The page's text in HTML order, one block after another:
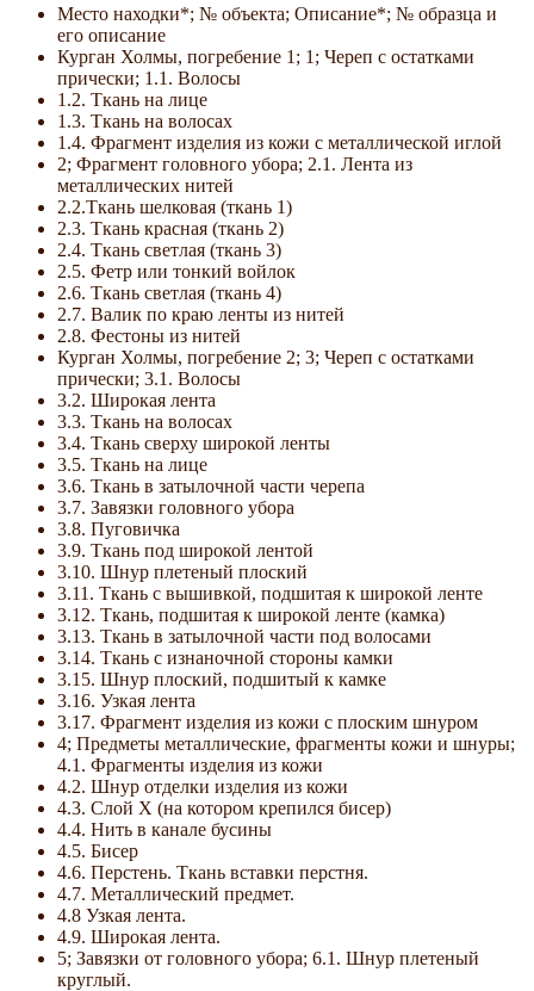
Место находки*; № объекта; Описание*; № образца и
его описание
Курган Холмы, погребение 1; 1; Череп с остатками
прически; 1.1. Волосы
1.2. Ткань на лице
1.3. Ткань на волосах
1.4. Фрагмент изделия из кожи с металлической иглой
2; Фрагмент головного убора; 2.1. Лента из
металлических нитей
2.2.Ткань шелковая (ткань 1)
2.3. Ткань красная (ткань 2)
2.4. Ткань светлая (ткань 3)
2.5. Фетр или тонкий войлок
2.6. Ткань светлая (ткань 4)
2.7. Валик по краю ленты из нитей
2.8. Фестоны из нитей
Курган Холмы, погребение 2; 3; Череп с остатками
прически; 3.1. Волосы
3.2. Широкая лента
3.3. Ткань на волосах
3.4. Ткань сверху широкой ленты
3.5. Ткань на лице
3.6. Ткань в затылочной части черепа
3.7. Завязки головного убора
3.8. Пуговичка
3.9. Ткань под широкой лентой
3.10. Шнур плетеный плоский
3.11. Ткань с вышивкой, подшитая к широкой ленте
3.12. Ткань, подшитая к широкой ленте (камка)
3.13. Ткань в затылочной части под волосами
3.14. Ткань с изнаночной стороны камки
3.15. Шнур плоский, подшитый к камке
3.16. Узкая лента
3.17. Фрагмент изделия из кожи с плоским шнуром
4; Предметы металлические, фрагменты кожи и шнуры;
4.1. Фрагменты изделия из кожи
4.2. Шнур отделки изделия из кожи
4.3. Слой Х (на котором крепился бисер)
4.4. Нить в канале бусины
4.5. Бисер
4.6. Перстень. Ткань вставки перстня.
4.7. Металлический предмет.
4.8 Узкая лента.
4.9. Широкая лента.
5; Завязки от головного убора; 6.1. Шнур плетеный
круглый.